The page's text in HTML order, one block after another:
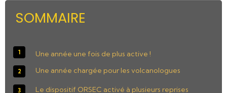
SOMMAIRE
Une année une fois de plus active !
Une année chargée pour les volcanologues
Le dispositif ORSEC activé à plusieurs reprises